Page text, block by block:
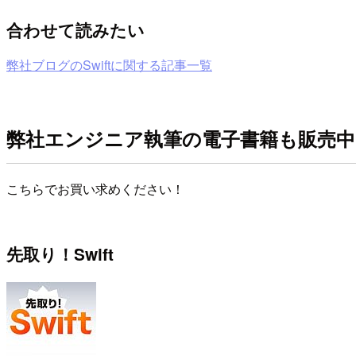
合わせて読みたい
弊社ブログのSwiftに関する記事一覧
弊社エンジニア執筆の電子書籍も販売
こちらでお買い求めください！
先取り！Swift